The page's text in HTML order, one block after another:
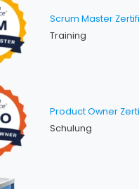
Scrum Master
Training
Product Owner
Schulung